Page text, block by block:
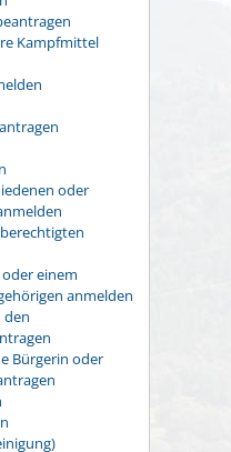
Kampfmittel
oder
einem
anmelden
den
Bürgerin oder